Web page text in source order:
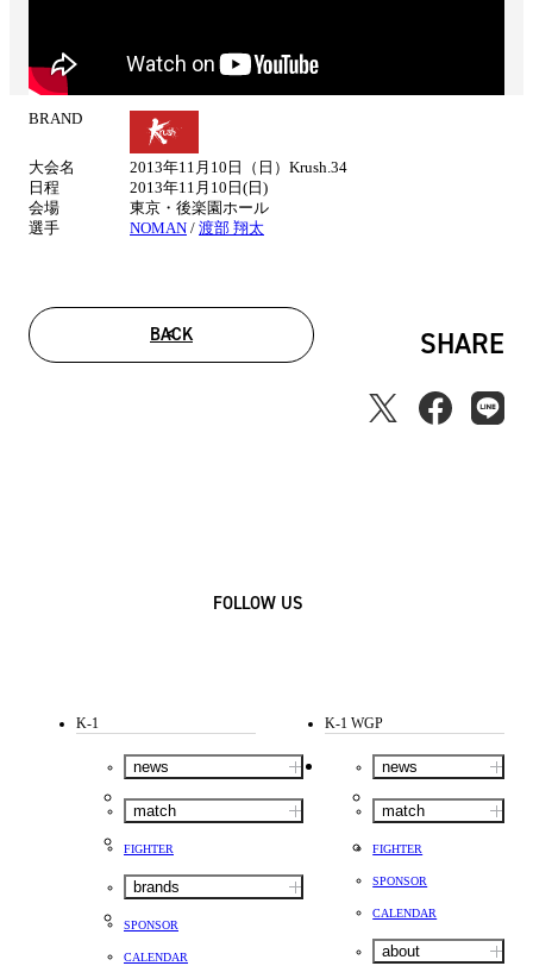
BRAND
大会名
2013年11月10日（日）Krush.34
日程
2013年11月10日(日)
会場
東京・後楽園ホール
選手
NOMAN / 渡部 翔太
BACK SHARE
FOLLOW US
K-1
news
match
FIGHTER
brands
SPONSOR
CALENDAR
K-1 WGP
news
match
FIGHTER
SPONSOR
CALENDAR
about